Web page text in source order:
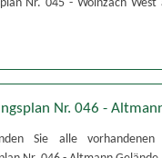
Nr. 045 - Wolnzach
Nr. 046 -
Sie alle vorhandenen